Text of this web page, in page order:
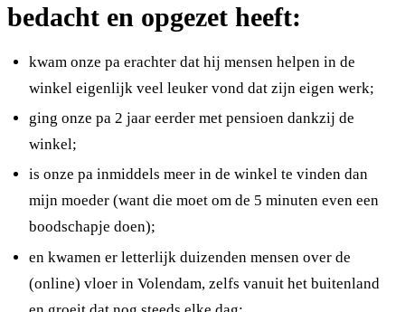
bedacht en opgezet heeft:
kwam onze pa erachter dat hij mensen helpen in de
winkel eigenlijk veel leuker vond dat zijn eigen werk;
ging onze pa 2 jaar eerder met pensioen dankzij de
winkel;
is onze pa inmiddels meer in de winkel te vinden dan
mijn moeder (want die moet om de 5 minuten even een
boodschapje doen);
en kwamen er letterlijk duizenden mensen over de
(online) vloer in Volendam, zelfs vanuit het buitenland